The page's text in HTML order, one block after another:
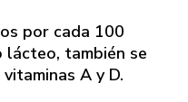
por cada 100
también se
A y D.